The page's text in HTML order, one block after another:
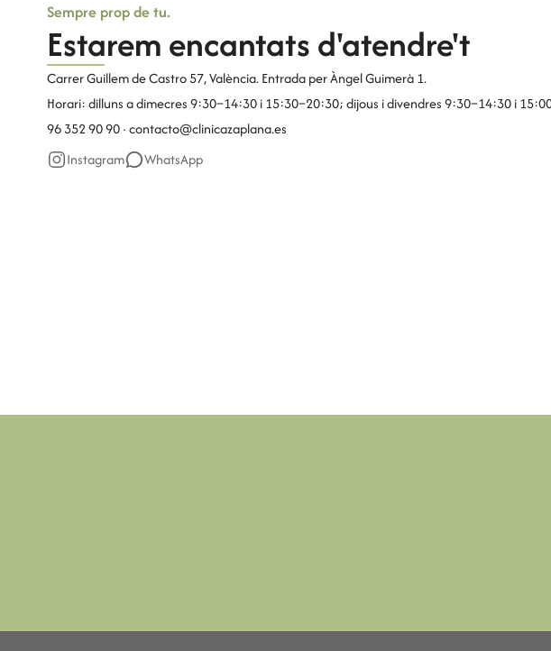
Sempre prop de tu.
Estarem encantats d'atendre't
Carrer Guillem de Castro 57, València. Entrada per Àngel Guimerà 1.
Horari: dilluns a dimecres 9:30–14:30 i 15:30–20:30; dijous i divendres 9:30–14:30 i
96 352 90 90 ·contacto@clinicazaplana.es
Instagram
WhatsApp